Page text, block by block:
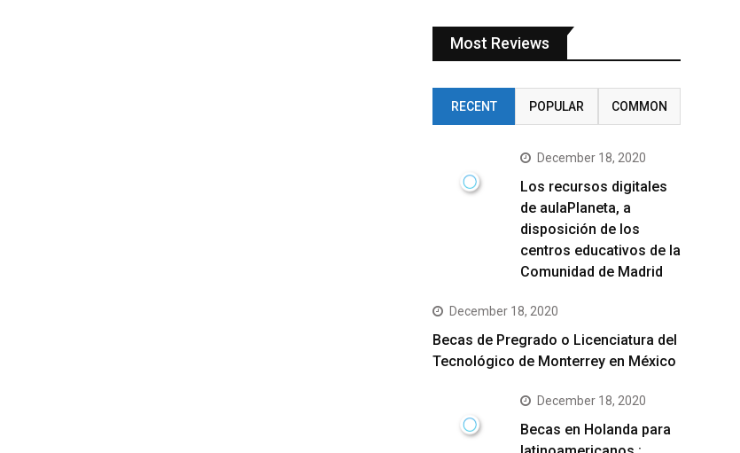
Most Reviews
RECENT POPULAR COMMON
December 18, 2020
Los recursos digitales
de aulaPlaneta, a
disposición de los
centros educativos de la
Comunidad de Madrid
December 18, 2020
Becas de Pregrado o Licenciatura del
Tecnológico de Monterrey en México
December 18, 2020
Becas en Holanda para